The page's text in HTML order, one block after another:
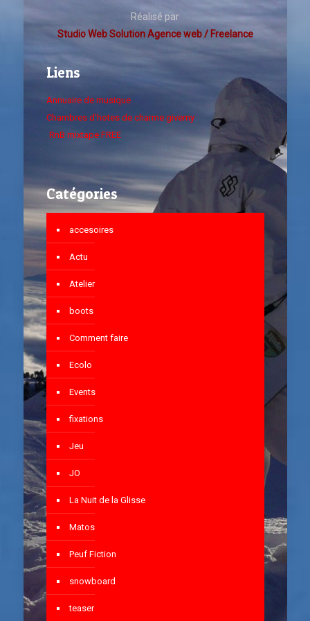
Réalisé par
Studio Web Solution Agence web / Freelance
Liens
Annuaire de musique
Chambres d'hotes de charme giverny
RnB mixtape FREE
Catégories
accesoires
Actu
Atelier
boots
Comment faire
Ecolo
Events
fixations
Jeu
JO
La Nuit de la Glisse
Matos
Peuf Fiction
snowboard
teaser